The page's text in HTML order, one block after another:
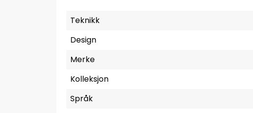
Teknikk
Design
Merke
Kolleksjon
Språk